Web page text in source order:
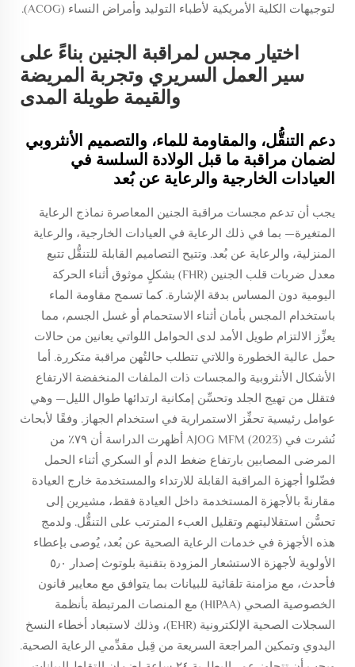
لتوجيهات الكلية الأمريكية لأطباء التوليد وأمراض النساء (ACOG).
اختيار مجس لمراقبة الجنين بناءً على
سير العمل السريري وتجربة المريضة
والقيمة طويلة المدى
دعم التنقُّل، والمقاومة للماء، والتصميم الأنثروبي
لضمان مراقبة ما قبل الولادة السلسة في
العيادات الخارجية والرعاية عن بُعد
يجب أن تدعم مجسات مراقبة الجنين المعاصرة نماذج الرعاية
المتغيرة— بما في ذلك الرعاية في العيادات الخارجية، والرعاية
المنزلية، والرعاية عن بُعد. وتتيح التصاميم القابلة للتنقُّل تتبع
معدل ضربات قلب الجنين (FHR) بشكلٍ موثوق أثناء الحركة
اليومية دون المساس بدقة الإشارة. كما تسمح مقاومة الماء
باستخدام المجس بأمان أثناء الاستحمام أو غسل الجسم، مما
يعزِّز الالتزام طويل الأمد لدى الحوامل اللواتي يعانين من حالات
حمل عالية الخطورة واللاتي تتطلب حالتُهن مراقبة متكررة. أما
الأشكال الأنثروبية والمجسات ذات الملفات المنخفضة الارتفاع
فتقلل من تهيج الجلد وتحسِّن إمكانية ارتدائها طوال الليل— وهي
عوامل رئيسية تحفِّز الاستمرارية في استخدام الجهاز. وفقًا لأبحاث
نُشرت في
AJOG MFM
(2023) أظهرت الدراسة أن ٧٩٪ من
المرضى المصابين بارتفاع ضغط الدم أو السكري أثناء الحمل
فضّلوا أجهزة المراقبة القابلة للارتداء والمستخدمة خارج العيادة
مقارنةً بالأجهزة المستخدمة داخل العيادة فقط، مشيرين إلى
تحسُّن استقلاليتهم وتقليل العبء المترتب على التنقُّل. ولدمج
هذه الأجهزة في خدمات الرعاية الصحية عن بُعد، يُوصى بإعطاء
الأولوية لأجهزة الاستشعار المزودة بتقنية بلوتوث إصدار ٥٫٠
فأحدث، مع مزامنة تلقائية للبيانات بما يتوافق مع معايير قانون
الخصوصية الصحي (HIPAA) مع المنصات المرتبطة بأنظمة
السجلات الصحية الإلكترونية (EHR)، وذلك لاستبعاد أخطاء النسخ
اليدوي وتمكين المراجعة السريعة من قِبل مقدِّمي الرعاية الصحية.